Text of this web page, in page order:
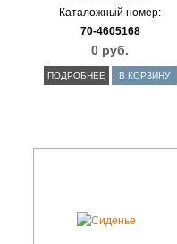
Каталожный номер:
70-4605168
0 руб.
ПОДРОБНЕЕ В КОРЗИНУ